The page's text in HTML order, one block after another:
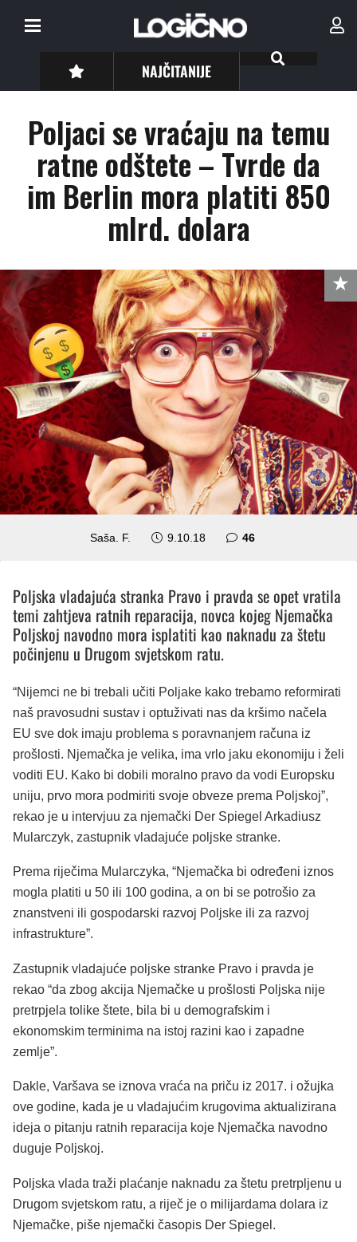
NAJČITANIJE
Poljaci se vraćaju na temu
ratne odštete – Tvrde da
im Berlin mora platiti 850
mlrd. dolara
Saša. F. 9.10.18 46komentara
Poljska vladajuća stranka Pravo i pravda se opet vratila
temi zahtjeva ratnih reparacija, novca kojeg Njemačka
Poljskoj navodno mora isplatiti kao naknadu za štetu
počinjenu u Drugom svjetskom ratu.
“Nijemci ne bi trebali učiti Poljake kako trebamo reformirati
naš pravosudni sustav i optuživati nas da kršimo načela
EU sve dok imaju problema s poravnanjem računa iz
prošlosti. Njemačka je velika, ima vrlo jaku ekonomiju i želi
voditi EU. Kako bi dobili moralno pravo da vodi Europsku
uniju, prvo mora podmiriti svoje obveze prema Poljskoj”,
rekao je u intervjuu za njemački Der Spiegel Arkadiusz
Mularczyk, zastupnik vladajuće poljske stranke.
Prema riječima Mularczyka, “Njemačka bi određeni iznos
mogla platiti u 50 ili 100 godina, a on bi se potrošio za
znanstveni ili gospodarski razvoj Poljske ili za razvoj
infrastrukture”.
Zastupnik vladajuće poljske stranke Pravo i pravda je
rekao “da zbog akcija Njemačke u prošlosti Poljska nije
pretrpjela tolike štete, bila bi u demografskim i
ekonomskim terminima na istoj razini kao i zapadne
zemlje”.
Dakle, Varšava se iznova vraća na priču iz 2017. i ožujka
ove godine, kada je u vladajućim krugovima aktualizirana
ideja o pitanju ratnih reparacija koje Njemačka navodno
duguje Poljskoj.
Poljska vlada traži plaćanje naknadu za štetu pretrpljenu u
Drugom svjetskom ratu, a riječ je o milijardama dolara iz
Njemačke, piše njemački časopis Der Spiegel.